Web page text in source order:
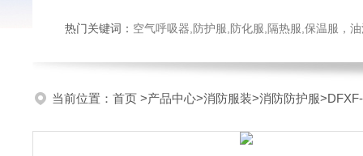
热门关键词： 空气呼吸器,防护服,防化服,隔热服,保温服，
当前位置： 首页 >产品中心>消防服装>消防防护服